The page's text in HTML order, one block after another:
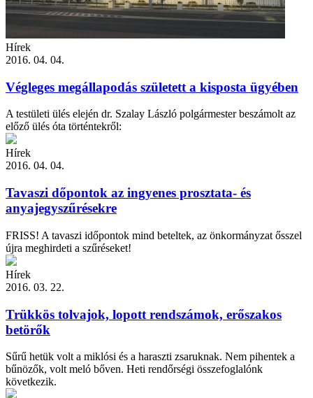
Hírek
2016. 04. 04.
Végleges megállapodás született a kisposta ügyében
A testületi ülés elején dr. Szalay László polgármester beszámolt az
előző ülés óta történtekről:
Hírek
2016. 04. 04.
Tavaszi dőpontok az ingyenes prosztata- és
anyajegyszűrésekre
FRISS! A tavaszi időpontok mind beteltek, az önkormányzat ősszel
újra meghirdeti a szűréseket!
Hírek
2016. 03. 22.
Trükkös tolvajok, lopott rendszámok, erőszakos
betörők
Sűrű hetük volt a miklósi és a haraszti zsaruknak. Nem pihentek a
bűnözők, volt meló bőven. Heti rendőrségi összefoglalónk
következik.